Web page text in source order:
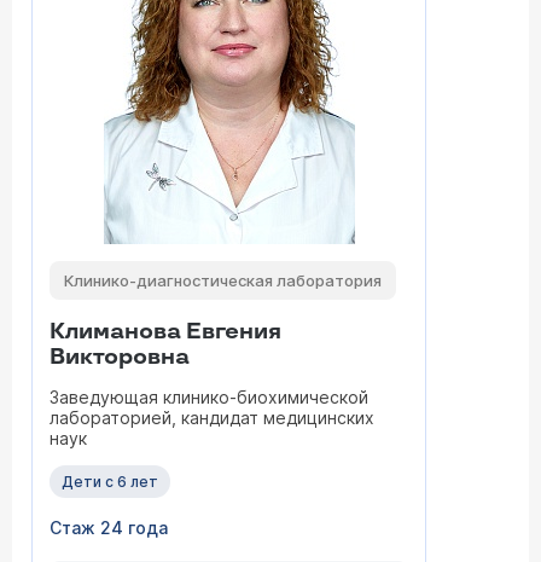
Клинико-диагностическая лаборатория
Климанова Евгения
Викторовна
Заведующая клинико-биохимической
лабораторией, кандидат медицинских
наук
Дети с 6 лет
Стаж 24 года